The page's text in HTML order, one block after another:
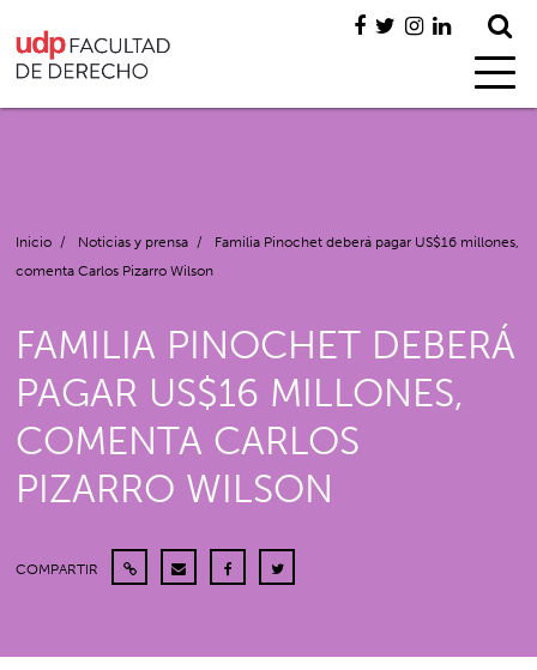
Inicio / Noticias y prensa /
Familia Pinochet deberá pagar US$16 millones,
comenta Carlos Pizarro Wilson
FAMILIA PINOCHET DEBERÁ
PAGAR US$16 MILLONES,
COMENTA CARLOS
PIZARRO WILSON
COMPARTIR